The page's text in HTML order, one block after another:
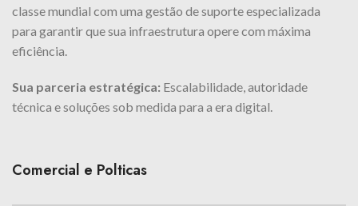
classe mundial com uma gestão de suporte especializada
para garantir que sua infraestrutura opere com máxima
eficiência.
Sua parceria estratégica: Escalabilidade, autoridade
técnica e soluções sob medida para a era digital.
Comercial e Polticas